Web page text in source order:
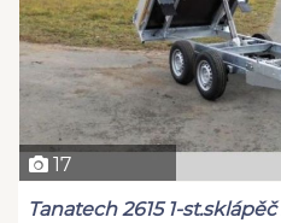
17
Tanatech 2615 1-